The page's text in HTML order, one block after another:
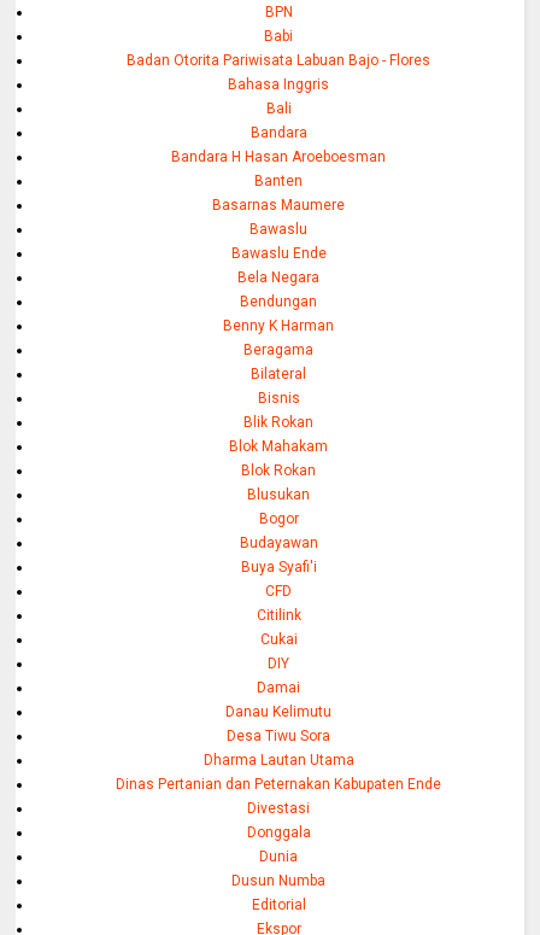
BPN
Babi
Badan Otorita Pariwisata Labuan Bajo - Flores
Bahasa Inggris
Bali
Bandara
Bandara H Hasan Aroeboesman
Banten
Basarnas Maumere
Bawaslu
Bawaslu Ende
Bela Negara
Bendungan
Benny K Harman
Beragama
Bilateral
Bisnis
Blik Rokan
Blok Mahakam
Blok Rokan
Blusukan
Bogor
Budayawan
Buya Syafi'i
CFD
Citilink
Cukai
DIY
Damai
Danau Kelimutu
Desa Tiwu Sora
Dharma Lautan Utama
Dinas Pertanian dan Peternakan Kabupaten Ende
Divestasi
Donggala
Dunia
Dusun Numba
Editorial
Ekspor